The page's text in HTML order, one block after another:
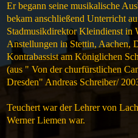
Er begann seine musikalische
bekam anschließend Unterricht
Stadmusikdirektor Kleindienst in
Anstellungen in Stettin, Aachen,
Kontrabassist am Königlichen
(aus " Von der churfürstlichen
Dresden" Andreas Schreiber/
Teuchert war der Lehrer von
Werner Liemen war.